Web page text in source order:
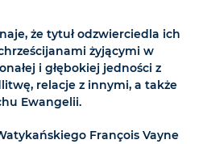
że tytuł odzwierciedla ich
żyjącymi w
i głębokiej jedności z
relacje z innymi, a także
Ewangelii.
François Vayne